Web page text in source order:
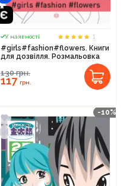
У наявності
1
#girls#fashion#flowers. Книги
для дозвілля. Розмальовка
130грн.
117грн.
-10%